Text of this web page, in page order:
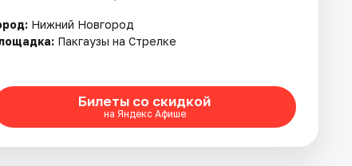
Нижний Новгород
Пакгаузы на Стрелке
Билеты со скидкой
на Яндекс Афише